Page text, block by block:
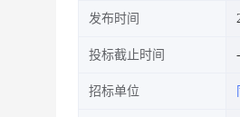
发布时间
投标截止时间
招标单位